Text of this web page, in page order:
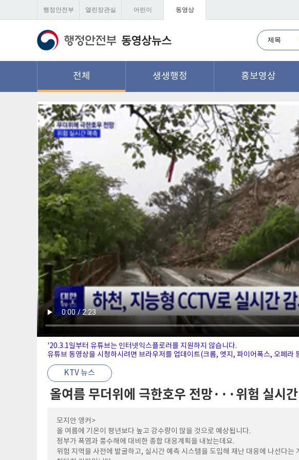
행정안전부 열린장관실 어린이 동영상
전체 생생행정 홍보영상
'20.3.1일부터 유튜브는 인터넷익스플로러를 지원하지 않습니다.
유튜브 동영상을 시청하시려면 브라우저를 업데이트(크롬, 엣지, 파이어폭스, 오페라
KTV 뉴스
올여름 무더위에 극한호우 전망···위험 실시
모지안 앵커>
올 여름에 기온이 평년보다 높고 강수량이 많을 것으로 예상됩니다.
정부가 폭염과 풍수해에 대비한 종합 대응계획을 내놨는데요.
위험 지역을 사전에 발굴하고, 실시간 예측 시스템을 도입해 재난 대응에 나선다는